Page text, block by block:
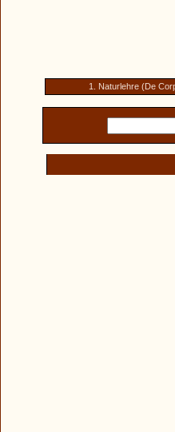
1. Naturlehre (De